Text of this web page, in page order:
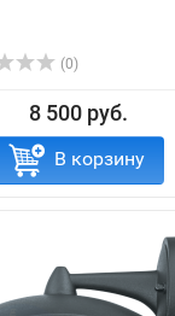
(0)
8 500 руб.
В корзину